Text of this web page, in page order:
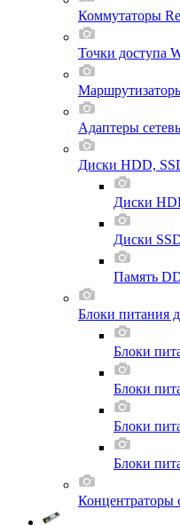
Коммутаторы
Точки доступа
Адаптеры
Диски HDD,
Диски
Диски
Память
Блоки питания
Блоки
Блоки
Блоки
Блоки
Концентраторы